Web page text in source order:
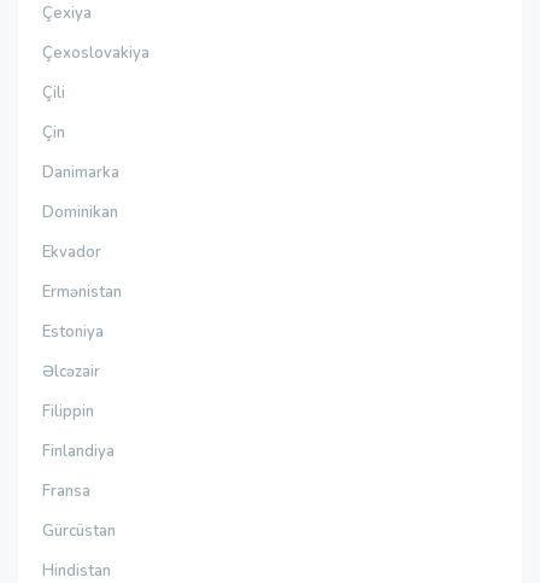
Çexiya
Çexoslovakiya
Çili
Çin
Danimarka
Dominikan
Ekvador
Ermənistan
Estoniya
Əlcəzair
Filippin
Finlandiya
Fransa
Gürcüstan
Hindistan